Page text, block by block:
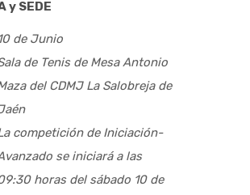
y SEDE
de Junio
de Tenis de Mesa Antonio
del CDMJ La Salobreja de
competición de Iniciación-
se iniciará a las
horas del sábado 10 de